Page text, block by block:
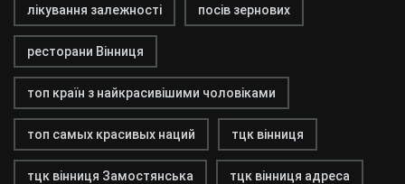
лікування залежності посів зернових
ресторани Вінниця
топ країн з найкрасивішими чоловіками
топ самых красивых наций тцк вінниця
тцк вінниця Замостянська тцк вінниця адреса